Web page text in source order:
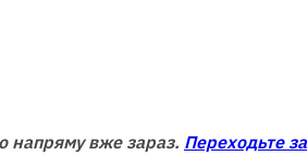
напряму вже зараз. Переходьте за